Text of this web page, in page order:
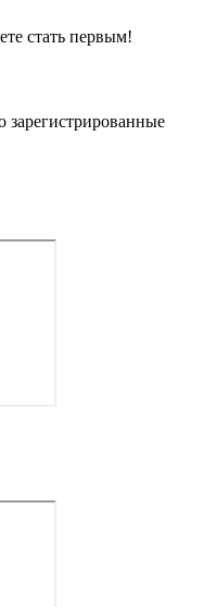
стать первым!
зарегистрированные